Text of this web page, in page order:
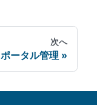
次へ
ポータル管理